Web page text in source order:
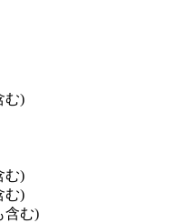
む)
む)
む)
含む)